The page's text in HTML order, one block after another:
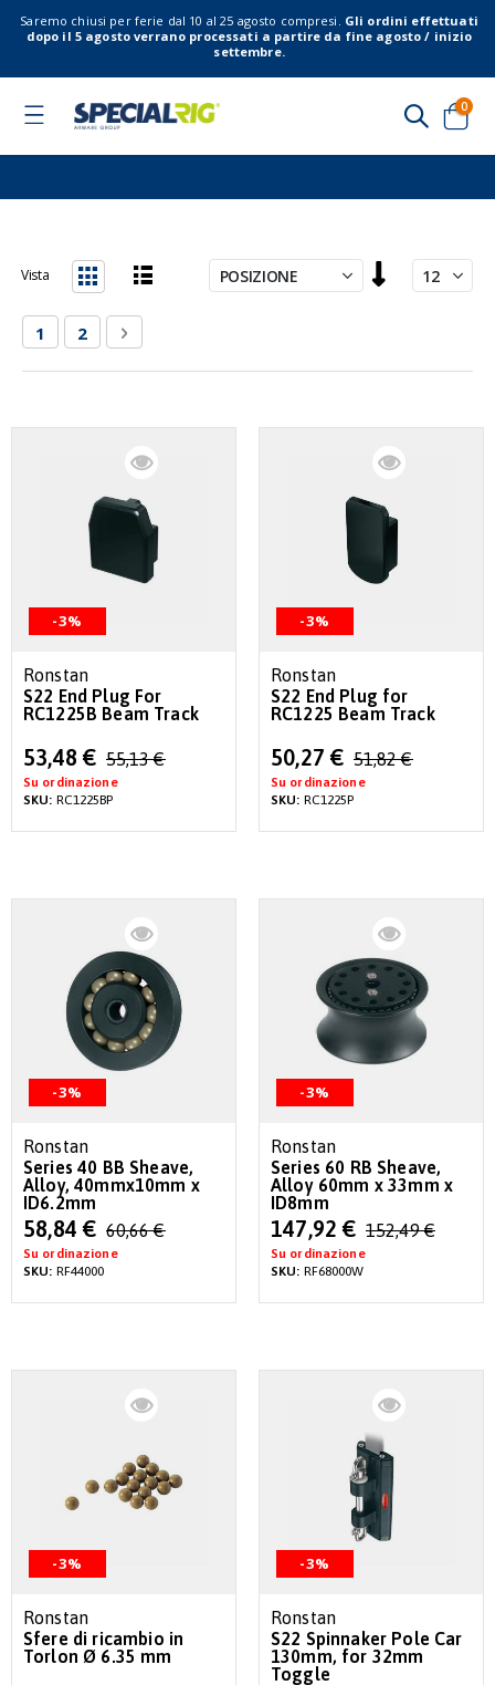
Saremo chiusi per ferie dal 10 al 25 agosto compresi. Gli ordini effettuati
dopo il 5 agosto verrano processati a partire da fine agosto / inizio
settembre.
Toggle
Cart
0
la
Pagina
Attualmente stai leggendo la pagina
1 Pagina
2 Pagina
Successivo
Vista
-3%
Ronstan
S22 End Plug For
RC1225B Beam Track
Special
Price
53,48 € 55,13 €
Su ordinazione
SKU: RC1225BP
-3%
Ronstan
S22 End Plug for
RC1225 Beam Track
Special
Price
50,27 € 51,82 €
Su ordinazione
SKU: RC1225P
-3%
Ronstan
Series 40 BB Sheave,
Alloy, 40mmx10mm x
ID6.2mm
Special
Price
58,84 € 60,66 €
Su ordinazione
SKU: RF44000
-3%
Ronstan
Series 60 RB Sheave,
Alloy 60mm x 33mm x
ID8mm
Special
Price
147,92 € 152,49 €
Su ordinazione
SKU: RF68000W
-3%
Ronstan
Sfere di ricambio in
Torlon Ø 6.35 mm
-3%
Ronstan
S22 Spinnaker Pole Car
130mm, for 32mm
Toggle